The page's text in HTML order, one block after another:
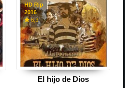
HD Rip
2016
6,3
El hijo de Dios